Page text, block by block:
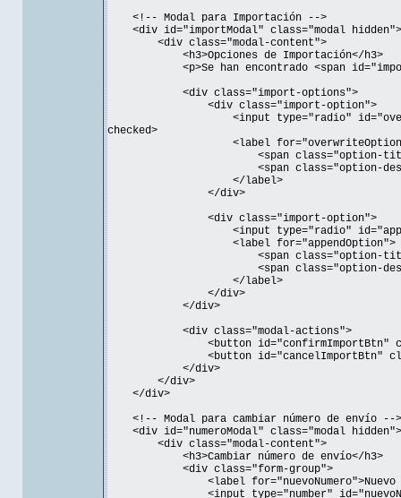
<!-- Modal para Importación -->
<div id="importModal" class="modal hidden">
<div class="modal-content">
<h3>Opciones de Importación</h3>
<p>Se han encontrado <span
<div class="import-options">
<div class="import-option">
<input type="radio"
checked>
<label
<span class="option-
<span class="option-
</label>
</div>
<div class="import-option">
<input type="radio"
<label for="appendOption">
<span class="option-
<span class="option-
</label>
</div>
</div>
<div class="modal-actions">
<button id="confirmImportBtn"
<button id="cancelImportBtn"
</div>
</div>
</div>
<!-- Modal para cambiar número de envío -->
<div id="numeroModal" class="modal hidden">
<div class="modal-content">
<h3>Cambiar número de envío</h3>
<div class="form-group">
<label for="nuevoNumero">Nuevo
<input type="number"